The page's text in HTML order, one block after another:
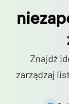
Znajdź
zarządzaj